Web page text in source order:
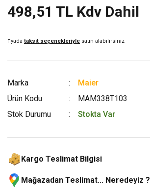
498,51 TL Kdv Dahil
yada taksit seçenekleriyle satın alabilirsiniz
Marka
Maier
Ürün Kodu
MAM338T103
Stok Durumu
Stokta Var
Kargo Teslimat Bilgisi
Mağazadan Teslimat... Neredeyiz ?